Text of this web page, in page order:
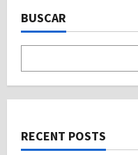
BUSCAR
RECENT POSTS